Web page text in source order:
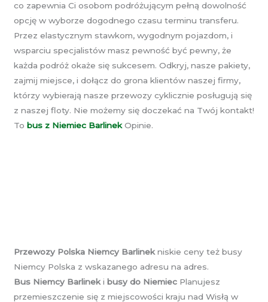
co zapewnia Ci osobom podróżującym pełną dowolność
opcję w wyborze dogodnego czasu terminu transferu.
Przez elastycznym stawkom, wygodnym pojazdom, i
wsparciu specjalistów masz pewność być pewny, że
każda podróż okaże się sukcesem. Odkryj, nasze pakiety,
zajmij miejsce, i dołącz do grona klientów naszej firmy,
którzy wybierają nasze przewozy cyklicznie posługują się
z naszej floty. Nie możemy się doczekać na Twój kontakt!
To bus z Niemiec BarlinekOpinie.
Przewozy Polska Niemcy Barlinek niskie ceny też busy
Niemcy Polska z wskazanego adresu na adres.
Bus Niemcy Barlinek i busy do Niemiec Planujesz
przemieszczenie się z miejscowości kraju nad Wisłą w